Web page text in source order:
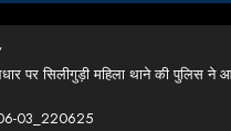
पर सिलीगुड़ी महिला थाने की पुलिस ने
03_220625